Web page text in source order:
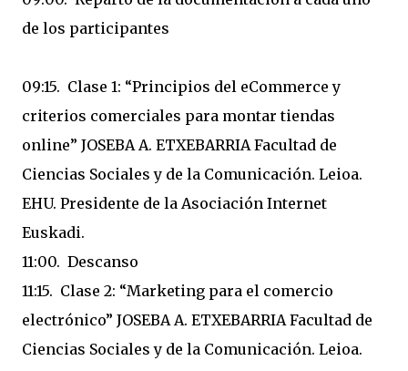
de los participantes
09:15. Clase 1: “Principios del eCommerce y
criterios comerciales para montar tiendas
online” JOSEBA A. ETXEBARRIA Facultad de
Ciencias Sociales y de la Comunicación. Leioa.
EHU. Presidente de la Asociación Internet
Euskadi.
11:00. Descanso
11:15. Clase 2: “Marketing para el comercio
electrónico” JOSEBA A. ETXEBARRIA Facultad de
Ciencias Sociales y de la Comunicación. Leioa.